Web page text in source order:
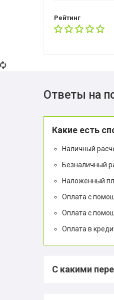
Рейтинг
Ответы на
Какие есть
Наличный
Безналичный
Наложенный
Оплата с
Оплата с
Оплата в
С какими